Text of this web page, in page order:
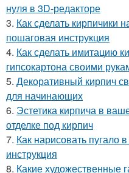
нуля в 3D-редакторе
3. Как сделать кирпичики
пошаговая инструкция
4. Как сделать имитацию
гипсокартона своими
5. Декоративный кирпич
для начинающих
6. Эстетика кирпича в
отделке под кирпич
7. Как нарисовать пугало
инструкция
8. Какие художественные